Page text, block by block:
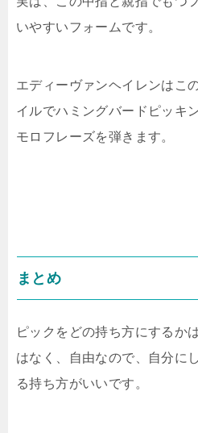
いやすいフォームです。
エディーヴァンヘイレンはこ
イルでハミングバードピッキ
モロフレーズを弾きます。
まとめ
ピックをどの持ち方にするか
はなく、自由なので、自分に
る持ち方がいいです。